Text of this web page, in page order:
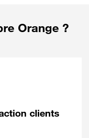
Orange ?
clients